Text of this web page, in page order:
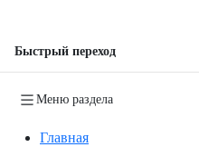
Быстрый переход
Меню раздела
Главная